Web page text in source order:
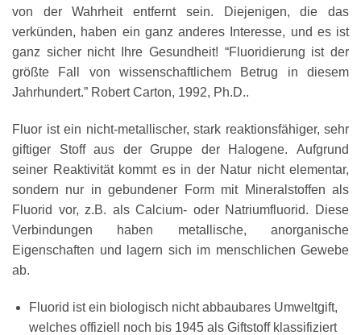
von der Wahrheit entfernt sein. Diejenigen, die das
verkünden, haben ein ganz anderes Interesse, und es ist
ganz sicher nicht Ihre Gesundheit! “Fluoridierung ist der
größte Fall von wissenschaftlichem Betrug in diesem
Jahrhundert.” Robert Carton, 1992, Ph.D..
Fluor ist ein nicht-metallischer, stark reaktionsfähiger, sehr
giftiger Stoff aus der Gruppe der Halogene. Aufgrund
seiner Reaktivität kommt es in der Natur nicht elementar,
sondern nur in gebundener Form mit Mineralstoffen als
Fluorid vor, z.B. als Calcium- oder Natriumfluorid. Diese
Verbindungen haben metallische, anorganische
Eigenschaften und lagern sich im menschlichen Gewebe
ab.
Fluorid ist ein biologisch nicht abbaubares Umweltgift,
welches offiziell noch bis 1945 als Giftstoff klassifiziert